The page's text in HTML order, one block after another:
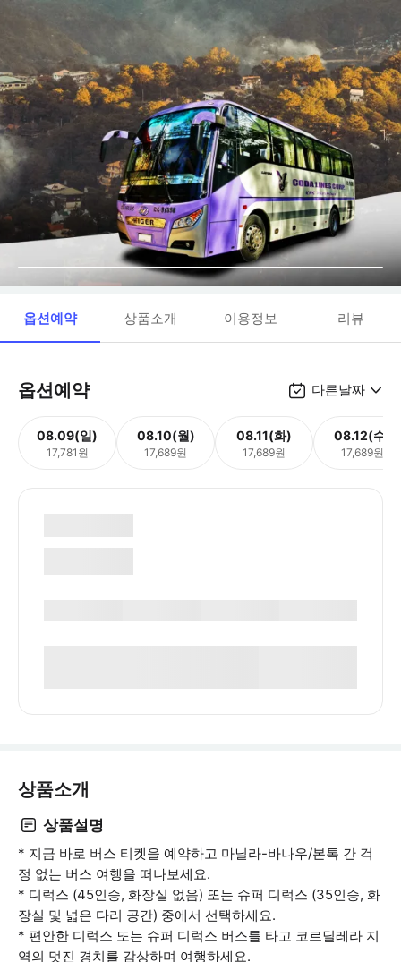
옵션예약 상품소개 이용정보 리뷰
옵션예약 다른날짜
08.09(일)
17,781원
08.10(월)
17,689원
08.11(화)
17,689원
08.12(수)
17,689원
상품소개
상품설명
* 지금 바로 버스 티켓을 예약하고 마닐라-바나우/본톡 간 걱
정 없는 버스 여행을 떠나보세요.
* 디럭스 (45인승, 화장실 없음) 또는 슈퍼 디럭스 (35인승, 화
장실 및 넓은 다리 공간) 중에서 선택하세요.
* 편안한 디럭스 또는 슈퍼 디럭스 버스를 타고 코르딜레라 지
역의 멋진 경치를 감상하며 여행하세요.